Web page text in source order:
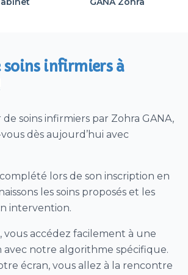
COVID)
et/ou fils ou points de suture
Covid (à domicile)
soins infirmiers à
soins infirmiers par Zohra GANA,
dès aujourd’hui avec
lors de son inscription en
les soins proposés et les
intervention.
vous accédez facilement à une
avec notre algorithme spécifique.
écran, vous allez à la rencontre